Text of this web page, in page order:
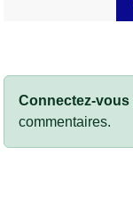
Connectez-vous
commentaires.